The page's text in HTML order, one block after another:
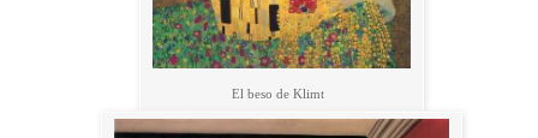
El beso de Klimt